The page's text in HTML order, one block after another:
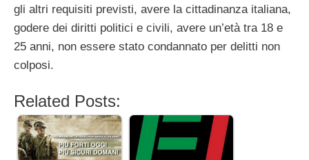
gli altri requisiti previsti, avere la cittadinanza italiana,
godere dei diritti politici e civili, avere un’età tra 18 e
25 anni, non essere stato condannato per delitti non
colposi.
Related Posts: